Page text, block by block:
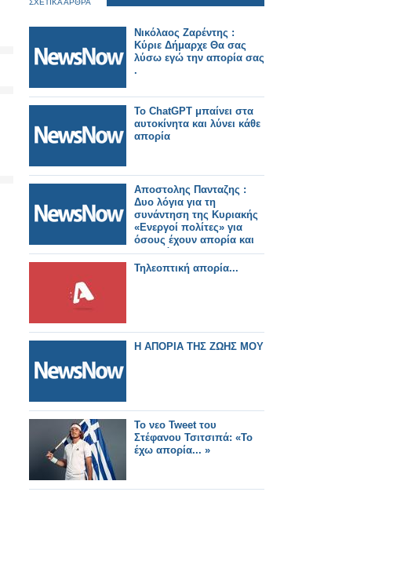
ΣΧΕΤΙΚΑ ΑΡΘΡΑ
Νικόλαος Ζαρέντης :
Κύριε Δήμαρχε Θα σας
λύσω εγώ την απορία σας
.
Το ChatGPT μπαίνει στα
αυτοκίνητα και λύνει κάθε
απορία
Αποστολης Πανταζης :
Δυο λόγια για τη
συνάντηση της Κυριακής
«Ενεργοί πολίτες» για
όσους έχουν απορία και
δε κατάλαβαν.
Τηλεοπτική απορία...
Η ΑΠΟΡΙΑ ΤΗΣ ΖΩΗΣ ΜΟΥ
Το νεο Tweet του
Στέφανου Τσιτσιπά: «Το
έχω απορία... »